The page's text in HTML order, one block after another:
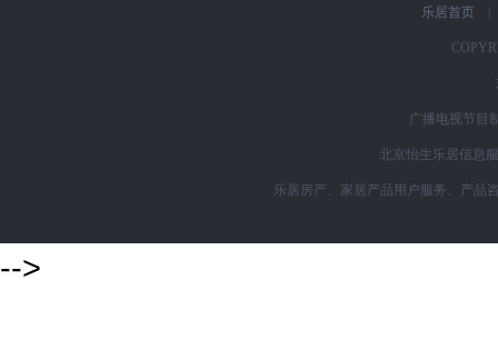
乐居首页
广播电视节目
北京怡生乐居信息
乐居房产、家居产品用户服务、产品
-->